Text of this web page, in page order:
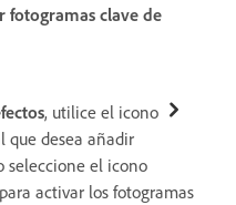
fotogramas clave de
, utilice el icono
que desea añadir
seleccione el icono
para activar los fotogramas